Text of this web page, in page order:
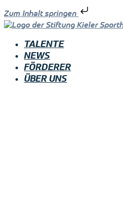
Zum Inhalt springen
TALENTE
NEWS
FÖRDERER
ÜBER UNS